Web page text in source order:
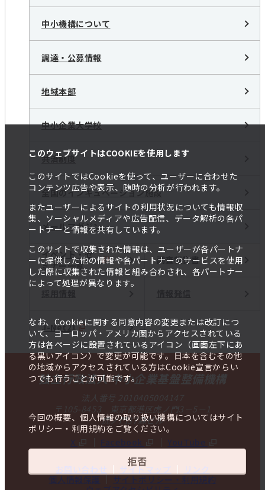
このウェブサイトはCOOKIEを使用します
このサイトではCookieを使って、ユーザーに合わせた
コンテンツ広告や表示、随時の分析が行われます。
またユーザーによるサイトの利用状況についても情報収
集、ソーシャルメディアや広告配信、データ解析の各パ
ートナーと情報を共有しています。
このサイトで収集された情報は、ユーザーが各パートナ
ーに提供した他の情報や各パートナーのサービスを使用
した際に収集された情報と組み合わされ、各パートナー
によって処理が異なります。
なお、Cookieに関する同意内容の変更または改訂につ
いて、ヨーロッパ・アメリカ圏からアクセスされている
方は各ページに設置されているアイコン（画面左下にあ
る黒いアイコン）で変更が可能です。日本を含むその他
の地域からアクセスされている方はCookie宣言からい
つでも行うことが可能です。
今回の概要、個人情報の取り扱い機構についてはサイト
ポリシー・利用規約をご覧ください。
拒否
中小機構について
調達・公募情報
地域本部
中小企業大学校
共済制度
全国のインキュベーション施設
メールマガジン
イベント・セ
ミナー一覧
調査報告書
J-Net21
独立行政法人 中小企業基盤整備機構
法人番号 2010405004147
〒105-8453 東京都港区虎ノ門3－5－1
虎ノ門37森ビル
X
Facebook YouTube
お問い合わせ サイトマップ
リンク
個人情報保護
サイトポリシー・利用規約